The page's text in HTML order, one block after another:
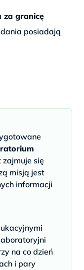
za granicę
posiadają
się
misją jest
informacji
na co dzień
i pary